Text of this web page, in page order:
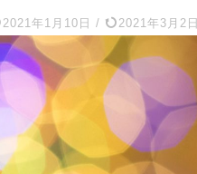
2021年1月10日 / 2021年3月2日